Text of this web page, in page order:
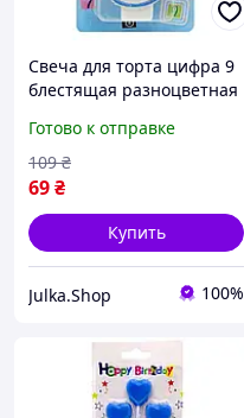
Свеча для торта цифра 9
блестящая разноцветная
праздничная на день
рождения и юбилей
Готово к отправке
69₴
109 ₴
Купить
Julka.Shop 100%